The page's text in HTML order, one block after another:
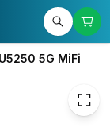
5G MiFi